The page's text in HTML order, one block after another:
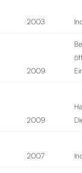
2003
2009
2009
2007